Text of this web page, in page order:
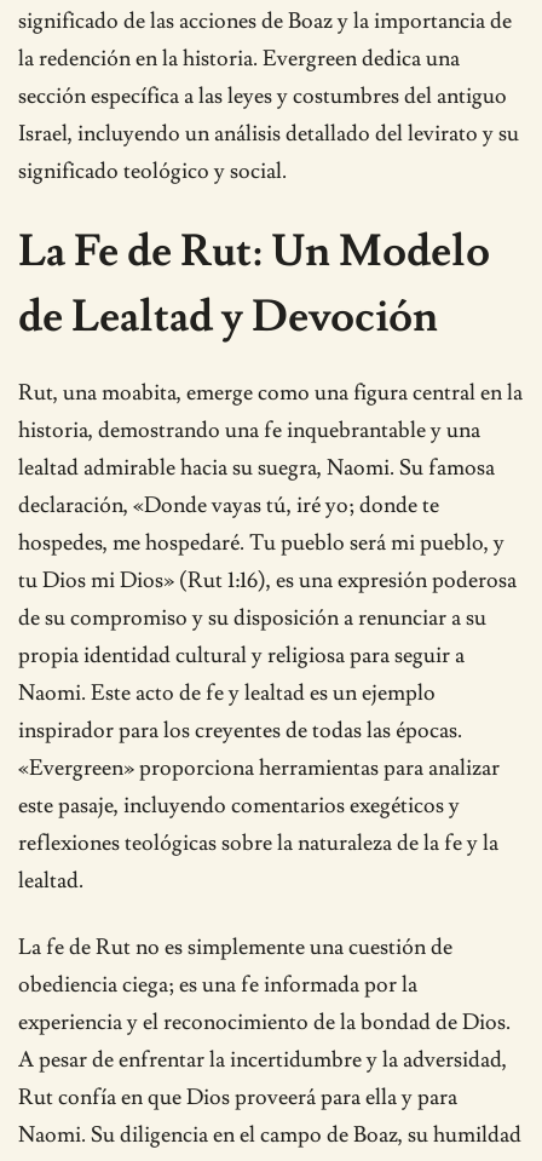
significado de las acciones de Boaz y la importancia de
la redención en la historia. Evergreen dedica una
sección específica a las leyes y costumbres del antiguo
Israel, incluyendo un análisis detallado del levirato y su
significado teológico y social.
La Fe de Rut: Un Modelo
de Lealtad y Devoción
Rut, una moabita, emerge como una figura central en la
historia, demostrando una fe inquebrantable y una
lealtad admirable hacia su suegra, Naomi. Su famosa
declaración, «Donde vayas tú, iré yo; donde te
hospedes, me hospedaré. Tu pueblo será mi pueblo, y
tu Dios mi Dios» (Rut 1:16), es una expresión poderosa
de su compromiso y su disposición a renunciar a su
propia identidad cultural y religiosa para seguir a
Naomi. Este acto de fe y lealtad es un ejemplo
inspirador para los creyentes de todas las épocas.
«Evergreen» proporciona herramientas para analizar
este pasaje, incluyendo comentarios exegéticos y
reflexiones teológicas sobre la naturaleza de la fe y la
lealtad.
La fe de Rut no es simplemente una cuestión de
obediencia ciega; es una fe informada por la
experiencia y el reconocimiento de la bondad de Dios.
A pesar de enfrentar la incertidumbre y la adversidad,
Rut confía en que Dios proveerá para ella y para
Naomi. Su diligencia en el campo de Boaz, su humildad